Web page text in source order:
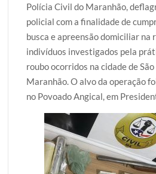
t
t
e
r
e
b
o
o
k
t
s
A
p
p
g
g
e
r
r
e
Polícia Civil do Maranhão,
policial com a finalidade de
busca e apreensão domiciliar na
indivíduos investigados pela
roubo ocorridos na cidade de
Maranhão. O alvo da operação
no Povoado Angical, em